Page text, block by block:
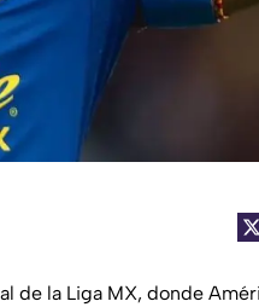
de la Liga MX, donde